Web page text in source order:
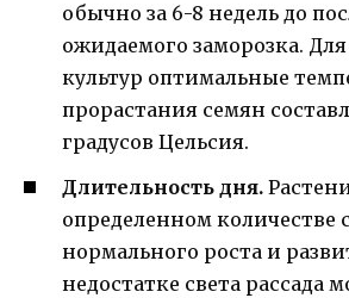
обычно за 6-8 недель до
ожидаемого заморозка.
культур оптимальные
прорастания семян
градусов Цельсия.
Длительность дня.
определенном количестве
нормального роста и
недостатке света рассада